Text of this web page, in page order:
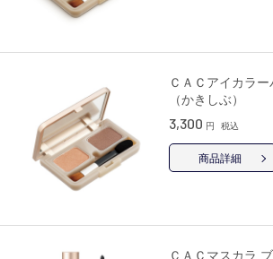
ＣＡＣアイカラ
（かきしぶ）
3,300 円 税込
商品詳細
ＣＡＣマスカラ